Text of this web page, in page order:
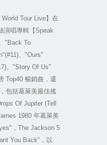
Tour Live】在
演唱專輯【Speak
"Back To
、 "Ours"
、 "Story Of Us"
Top40 暢銷曲，還
包括葛萊美最佳搖
Of Jupiter (Tell
1980 年葛萊美
， The Jackson 5
You Back" ，以